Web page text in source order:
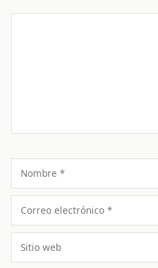
Nombre
Correo
electrónico
Sitio
web